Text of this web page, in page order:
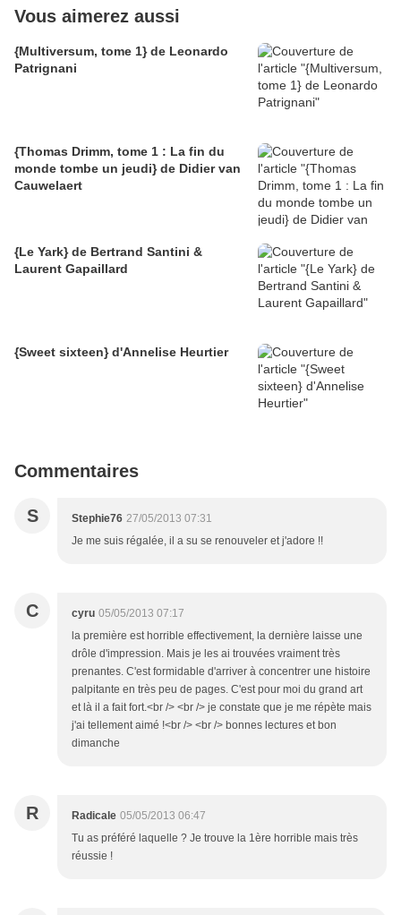
Vous aimerez aussi
{Multiversum, tome 1} de Leonardo
Patrignani
{Thomas Drimm, tome 1 : La fin du
monde tombe un jeudi} de Didier van
Cauwelaert
{Le Yark} de Bertrand Santini &
Laurent Gapaillard
{Sweet sixteen} d'Annelise Heurtier
Commentaires
S Stephie76 27/05/2013 07:31
Je me suis régalée, il a su se renouveler et j'adore !!
C cyru 05/05/2013 07:17
la première est horrible effectivement, la dernière laisse une
drôle d'impression. Mais je les ai trouvées vraiment très
prenantes. C'est formidable d'arriver à concentrer une histoire
palpitante en très peu de pages. C'est pour moi du grand art
et là il a fait fort.<br /> <br /> je constate que je me répète mais
j'ai tellement aimé !<br /> <br /> bonnes lectures et bon
dimanche
R Radicale 05/05/2013 06:47
Tu as préféré laquelle ? Je trouve la 1ère horrible mais très
réussie !